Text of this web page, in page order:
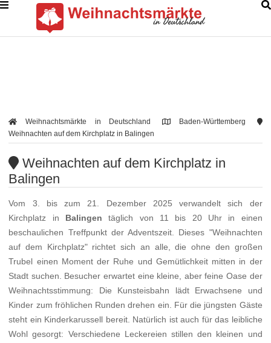
Weihnachtsmärkte in Deutschland
Baden-Württemberg
Weihnachten auf dem Kirchplatz in Balingen
Weihnachten auf dem Kirchplatz in
Balingen
Vom 3. bis zum 21. Dezember 2025 verwandelt sich der
Kirchplatz in Balingen täglich von 11 bis 20 Uhr in einen
beschaulichen Treffpunkt der Adventszeit. Dieses "Weihnachten
auf dem Kirchplatz" richtet sich an alle, die ohne den großen
Trubel einen Moment der Ruhe und Gemütlichkeit mitten in der
Stadt suchen. Besucher erwartet eine kleine, aber feine Oase der
Weihnachtsstimmung: Die Kunsteisbahn lädt Erwachsene und
Kinder zum fröhlichen Runden drehen ein. Für die jüngsten Gäste
steht ein Kinderkarussell bereit. Natürlich ist auch für das leibliche
Wohl gesorgt: Verschiedene Leckereien stillen den kleinen und